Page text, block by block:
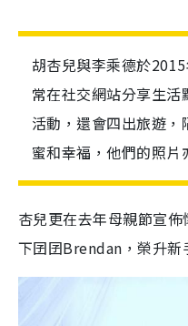
胡杏兒與李乘德於
常在社交網站分享生
活動，還會四出旅遊
蜜和幸福，他們的照片
杏兒更在去年母親節宣
下囝囝Brendan，榮升新